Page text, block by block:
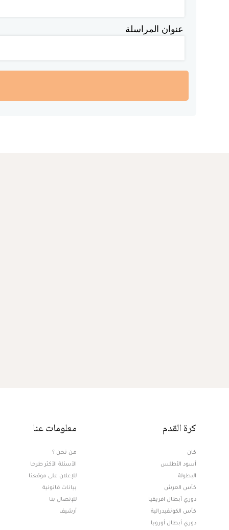
عنوان المراسلة
كرة القدم
كان
أسود الأطلس
البطولة
كأس العرش
دوري أبطال افريقيا
كأس الكونفيدرالية
دوري أبطال أوروبا
معلومات عنا
من نحن ؟
الأسئلة الأكثر طرحا
للإعلان على موقعنا
بيانات قانونية
للإتصال بنا
أرشيف